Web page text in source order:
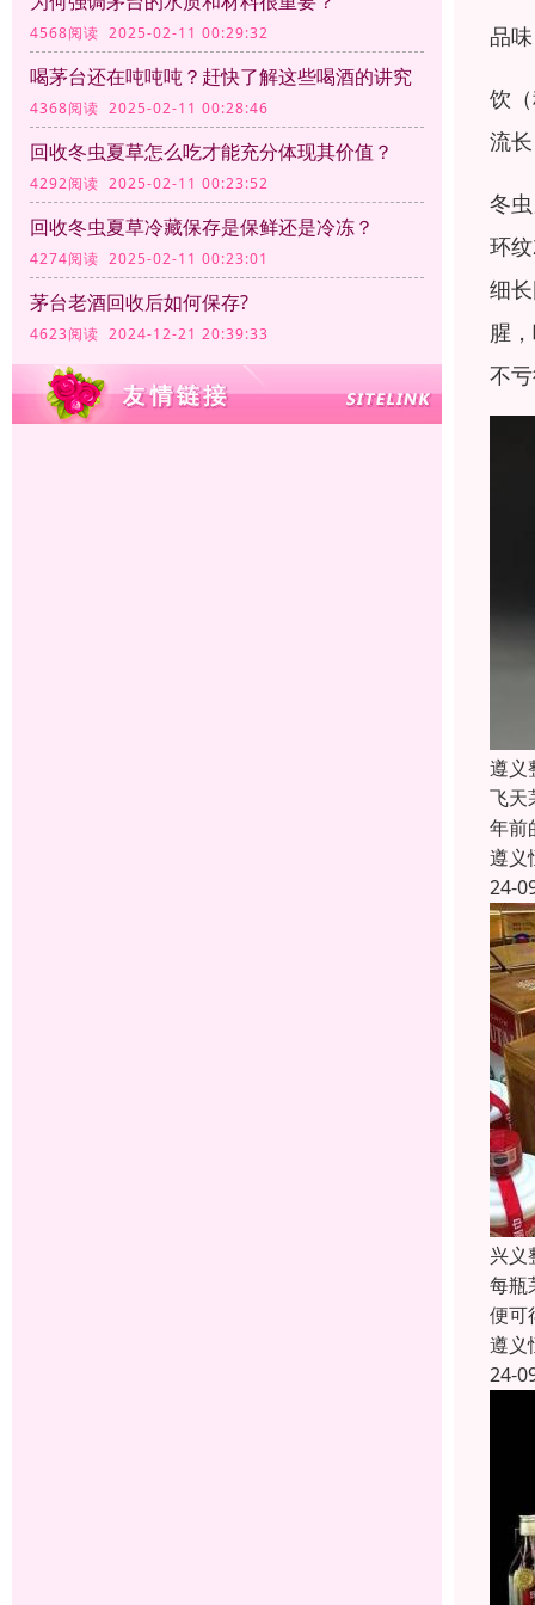
4568阅读 2025-02-11 00:29:32
喝茅台还在吨吨吨？赶快了解这些喝酒的讲究
4368阅读 2025-02-11 00:28:46
回收冬虫夏草怎么吃才能充分体现其价值？
4292阅读 2025-02-11 00:23:52
回收冬虫夏草冷藏保存是保鲜还是冷冻？
4274阅读 2025-02-11 00:23:01
茅台老酒回收后如何保存?
4623阅读 2024-12-21 20:39:33
品
饮
流长
冬
环
细
腥
不
遵义
飞天
年前
遵义
24-
兴义
每瓶
便可
遵义
24-